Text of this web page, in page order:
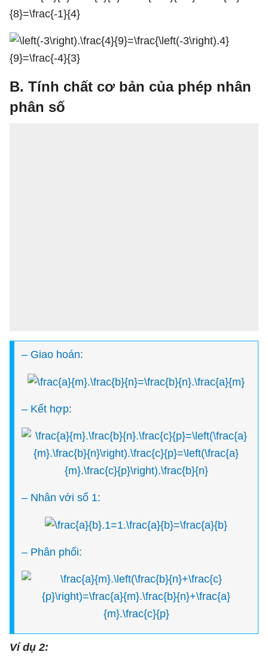
B. Tính chất cơ bản của phép nhân
phân số
– Giao hoán:
– Kết hợp:
– Nhân với số 1:
– Phân phối:
Ví dụ 2: